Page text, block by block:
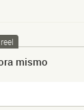
mismo